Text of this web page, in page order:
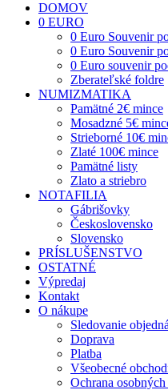
DOMOV
0 EURO
0 Euro Souvenir
0 Euro Souvenir
0 Euro souvenir
Zberateľské foldre
NUMIZMATIKA
Pamätné 2€ mince
Mosadzné 5€
Strieborné 10€
Zlaté 100€ mince
Pamätné listy
Zlato a striebro
NOTAFILIA
Gábrišovky
Československo
Slovensko
PRÍSLUŠENSTVO
OSTATNÉ
Výpredaj
Kontakt
O nákupe
Sledovanie
Doprava
Platba
Všeobecné
Ochrana